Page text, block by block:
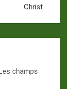
Christ
champs